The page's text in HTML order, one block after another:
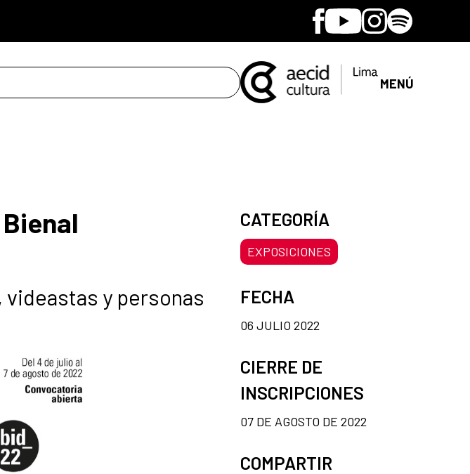
Facebook
YoutubeInstagram
Spotify
MENÚ
y personas
CATEGORÍA
EXPOSICIONES
FECHA
06 JULIO 2022
CIERRE DE
INSCRIPCIONES
07 DE AGOSTO DE 2022
COMPARTIR